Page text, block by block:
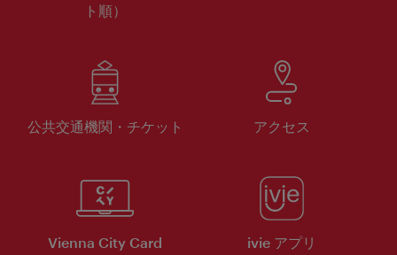
ト順）
公共交通機関・チケット アクセス
Vienna City Card ivie アプリ